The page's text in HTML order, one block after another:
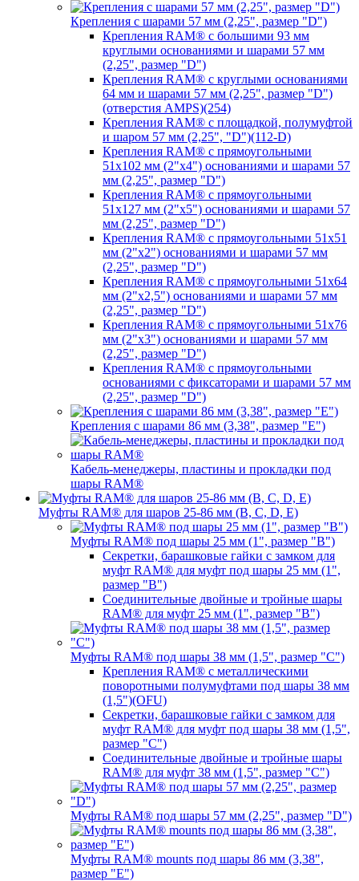
Крепления с шарами 57 мм (2,25", размер "D")
Крепления RAM® с большими 93 мм
круглыми основаниями и шарами 57 мм
(2,25", размер "D")
Крепления RAM® с круглыми основаниями
64 мм и шарами 57 мм (2,25", размер "D")
(отверстия AMPS)(254)
Крепления RAM® с площадкой, полумуфтой
и шаром 57 мм (2,25", "D")(112-D)
Крепления RAM® с прямоугольными
51х102 мм (2"х4") основаниями и шарами 57
мм (2,25", размер "D")
Крепления RAM® с прямоугольными
51х127 мм (2"х5") основаниями и шарами 57
мм (2,25", размер "D")
Крепления RAM® с прямоугольными 51х51
мм (2"х2") основаниями и шарами 57 мм
(2,25", размер "D")
Крепления RAM® с прямоугольными 51х64
мм (2"х2,5") основаниями и шарами 57 мм
(2,25", размер "D")
Крепления RAM® с прямоугольными 51х76
мм (2"х3") основаниями и шарами 57 мм
(2,25", размер "D")
Крепления RAM® с прямоугольными
основаниями с фиксаторами и шарами 57 мм
(2,25", размер "D")
Крепления с шарами 86 мм (3,38", размер "E")
Кабель-менеджеры, пластины и прокладки под
шары RAM®
Муфты RAM® для шаров 25-86 мм (B, C, D, E)
Муфты RAM® под шары 25 мм (1", размер "B")
Секретки, барашковые гайки с замком для
муфт RAM® для муфт под шары 25 мм (1",
размер "B")
Соединительные двойные и тройные шары
RAM® для муфт 25 мм (1", размер "B")
Муфты RAM® под шары 38 мм (1,5", размер "C")
Крепления RAM® с металлическими
поворотными полумуфтами под шары 38 мм
(1,5")(OFU)
Секретки, барашковые гайки с замком для
муфт RAM® для муфт под шары 38 мм (1,5",
размер "C")
Соединительные двойные и тройные шары
RAM® для муфт 38 мм (1,5", размер "C")
Муфты RAM® под шары 57 мм (2,25", размер "D")
Муфты RAM® mounts под шары 86 мм (3,38",
размер "E")